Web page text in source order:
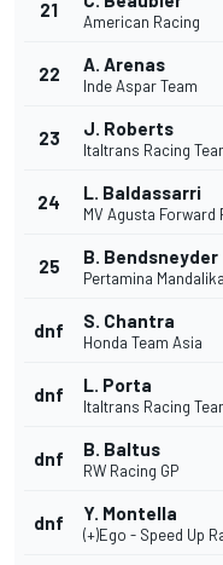
21
American Racing
22 A. Arenas
Inde Aspar Team
23 J. Roberts
Italtrans Racing
24 L. Baldassarri
MV Agusta Forward
25 B. Bendsneyder
Pertamina
dnf S. Chantra
Honda Team Asia
dnf L. Porta
Italtrans Racing
dnf B. Baltus
RW Racing GP
dnf Y. Montella
(+)Ego - Speed Up